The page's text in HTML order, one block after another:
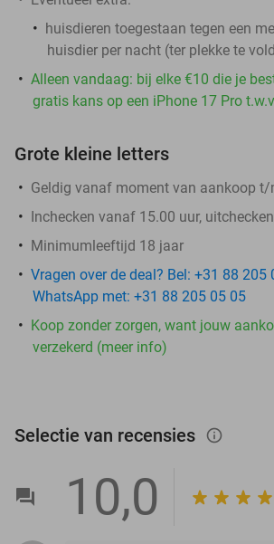
huisdieren toegestaan tegen een
huisdier per nacht (ter plekke te
Alleen vandaag: bij elke €10 die je
gratis kans op een iPhone 17 Pro
Grote kleine letters
Geldig vanaf moment van aankoop
Inchecken vanaf 15.00 uur,
Minimumleeftijd 18 jaar
Vragen over de deal? Bel: +31 88 205
WhatsApp met: +31 88 205 05 05
Koop zonder zorgen, want jouw
verzekerd (meer info)
Selectie van recensies info_outlined
10,0